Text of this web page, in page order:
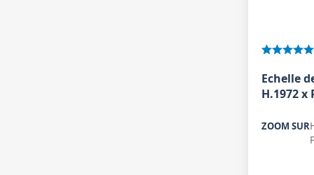
Echelle
H.1972 x
ZOOM SUR